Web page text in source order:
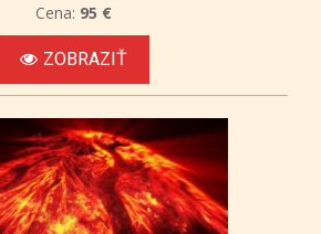
Cena: 95 €
ZOBRAZIŤ